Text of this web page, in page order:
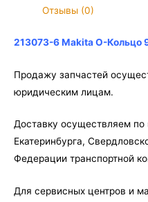
9
HR2450
Отзывы (0)
213073-6 Makita О-Кольцо
Продажу запчастей
юридическим лицам.
Доставку осуществляем по
Екатеринбурга,
Федерации транспортной
Для сервисных центров и